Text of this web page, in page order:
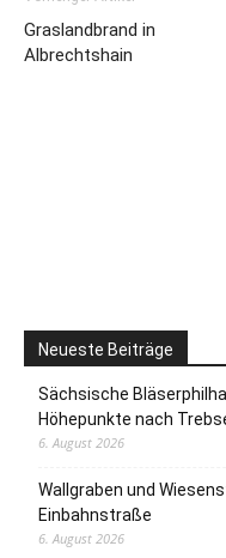
Graslandbrand in
Albrechtshain
Neueste Beiträge
Sächsische
Höhepunkte nach
6. August 2026
Wallgraben und
Einbahnstraße
6. August 2026